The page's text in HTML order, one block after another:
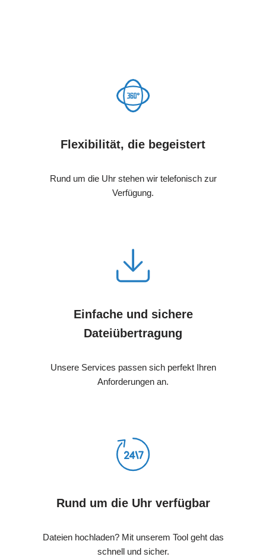
Flexibilität, die begeistert
Rund um die Uhr stehen wir telefonisch zur
Verfügung.
Einfache und sichere
Dateiübertragung
Unsere Services passen sich perfekt Ihren
Anforderungen an.
Rund um die Uhr verfügbar
Dateien hochladen? Mit unserem Tool geht das
schnell und sicher.